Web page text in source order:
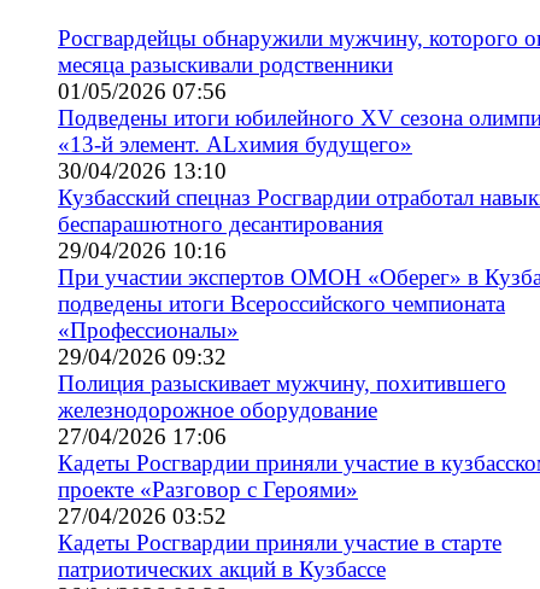
Росгвардейцы обнаружили мужчину, которого
месяца разыскивали родственники
01/05/2026 07:56
Подведены итоги юбилейного XV сезона
«13-й элемент. ALхимия будущего»
30/04/2026 13:10
Кузбасский спецназ Росгвардии отработал
беспарашютного десантирования
29/04/2026 10:16
При участии экспертов ОМОН «Оберег» в
подведены итоги Всероссийского чемпионата
«Профессионалы»
29/04/2026 09:32
Полиция разыскивает мужчину, похитившего
железнодорожное оборудование
27/04/2026 17:06
Кадеты Росгвардии приняли участие в
проекте «Разговор с Героями»
27/04/2026 03:52
Кадеты Росгвардии приняли участие в старте
патриотических акций в Кузбассе